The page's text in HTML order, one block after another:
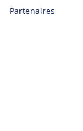
Partenaires